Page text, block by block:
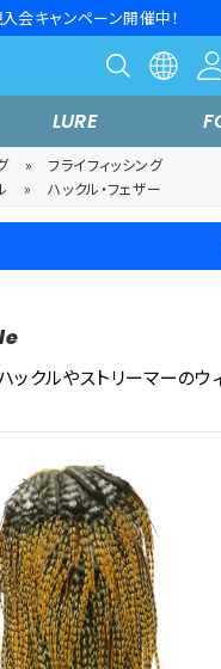
会キャンペーン開催中！
LURE
»
フライフィッシング
» ハックル・フェザー
ックルやストリーマーのウ